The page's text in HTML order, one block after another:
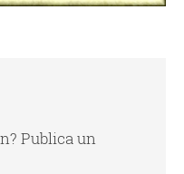
Publica un